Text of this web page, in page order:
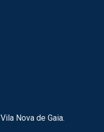
Nova de Gaia.